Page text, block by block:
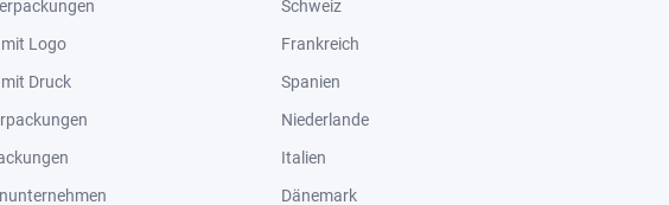
Logo
Druck
Schweiz
Frankreich
Spanien
Niederlande
Italien
Dänemark